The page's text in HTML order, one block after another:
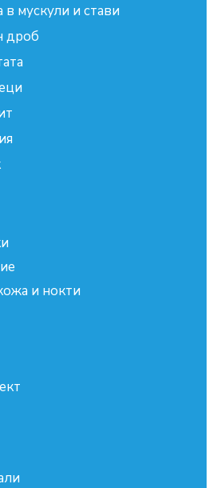
в мускули и стави
дроб
и нокти